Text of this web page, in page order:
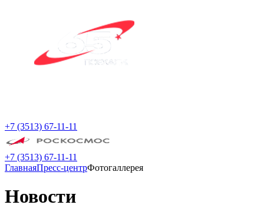
+7 (3513) 67-11-11
+7 (3513) 67-11-11
ГлавнаяПресс-центрФотогаллерея
Новости